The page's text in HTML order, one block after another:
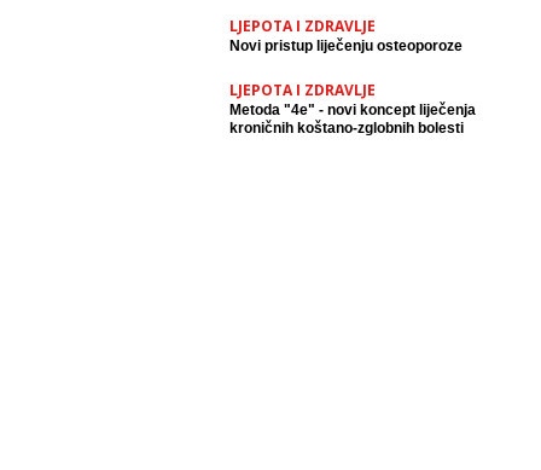
LJEPOTA I ZDRAVLJE
Novi pristup liječenju osteoporoze
LJEPOTA I ZDRAVLJE
Metoda "4e" - novi koncept liječenja
kroničnih koštano-zglobnih bolesti